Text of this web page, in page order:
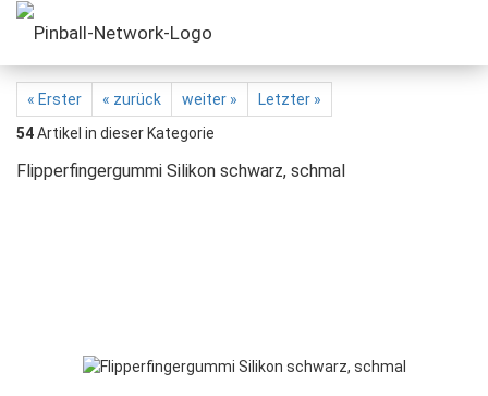
« Erster « zurück weiter »
Letzter »
54Artikel in dieser Kategorie
Flipperfingergummi Silikon schwarz, schmal